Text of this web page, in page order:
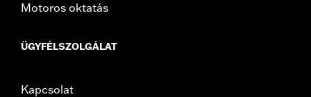
Motoros oktatás
ÜGYFÉLSZOLGÁLAT
Kapcsolat